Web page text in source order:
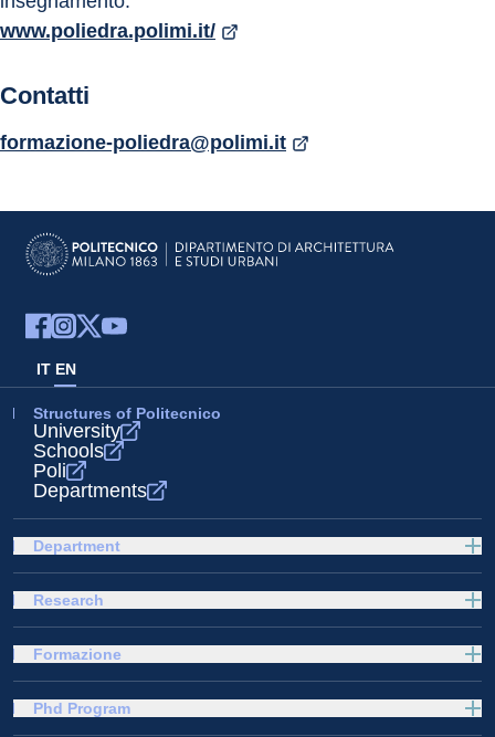
www.poliedra.polimi.it/
Contatti
formazione-poliedra@polimi.it
IT EN
Structures of Politecnico
University
Schools
Poli
Departments
Department
Research
Formazione
Phd Program